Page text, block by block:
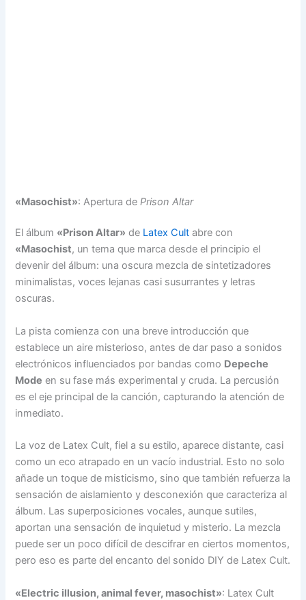
«Masochist»: Apertura de Prison Altar
El álbum «Prison Altar» de Latex Cult abre con
«Masochist, un tema que marca desde el principio el
devenir del álbum: una oscura mezcla de sintetizadores
minimalistas, voces lejanas casi susurrantes y letras
oscuras.
La pista comienza con una breve introducción que
establece un aire misterioso, antes de dar paso a sonidos
electrónicos influenciados por bandas como Depeche
Mode en su fase más experimental y cruda. La percusión
es el eje principal de la canción, capturando la atención de
inmediato.
La voz de Latex Cult, fiel a su estilo, aparece distante, casi
como un eco atrapado en un vacío industrial. Esto no solo
añade un toque de misticismo, sino que también refuerza la
sensación de aislamiento y desconexión que caracteriza al
álbum. Las superposiciones vocales, aunque sutiles,
aportan una sensación de inquietud y misterio. La mezcla
puede ser un poco difícil de descifrar en ciertos momentos,
pero eso es parte del encanto del sonido DIY de Latex Cult.
«Electric illusion, animal fever, masochist»: Latex Cult